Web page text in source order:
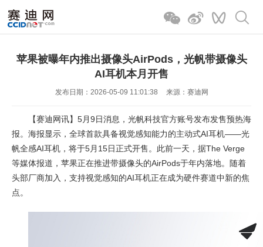
苹果被曝年内推出摄像头AirPods，光帆带摄像头
AI耳机本月开售
发布日期：2026-05-09 11:01:38 来源：赛迪网
【赛迪网讯】5月9日消息，光帆科技官方账号发布发售预热海
报。海报显示，全球首款具备视觉感知能力的主动式AI耳机——光
帆全感AI耳机，将于5月15日正式开售。此前一天，据The Verge
等媒体报道，苹果正在推进带摄像头的AirPods于年内落地。随着
头部厂商加入，支持视觉感知的AI耳机正在成为硬件赛道中新的焦
点。